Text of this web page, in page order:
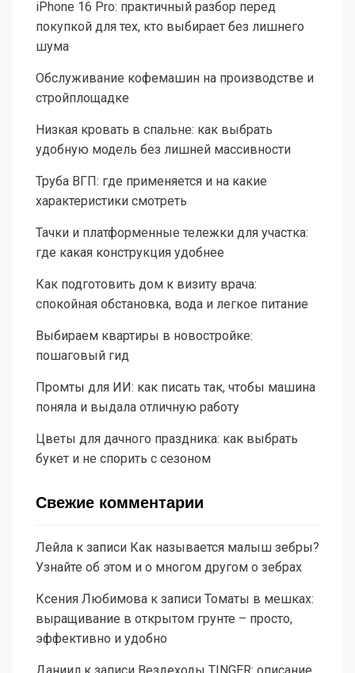
iPhone 16 Pro: практичный разбор перед
покупкой для тех, кто выбирает без лишнего
шума
Обслуживание кофемашин на производстве и
стройплощадке
Низкая кровать в спальне: как выбрать
удобную модель без лишней массивности
Труба ВГП: где применяется и на какие
характеристики смотреть
Тачки и платформенные тележки для участка:
где какая конструкция удобнее
Как подготовить дом к визиту врача:
спокойная обстановка, вода и легкое питание
Выбираем квартиры в новостройке:
пошаговый гид
Промты для ИИ: как писать так, чтобы машина
поняла и выдала отличную работу
Цветы для дачного праздника: как выбрать
букет и не спорить с сезоном
Свежие комментарии
Лейла к записи Как называется малыш зебры?
Узнайте об этом и о многом другом о зебрах
Ксения Любимова к записи Томаты в мешках:
выращивание в открытом грунте – просто,
эффективно и удобно